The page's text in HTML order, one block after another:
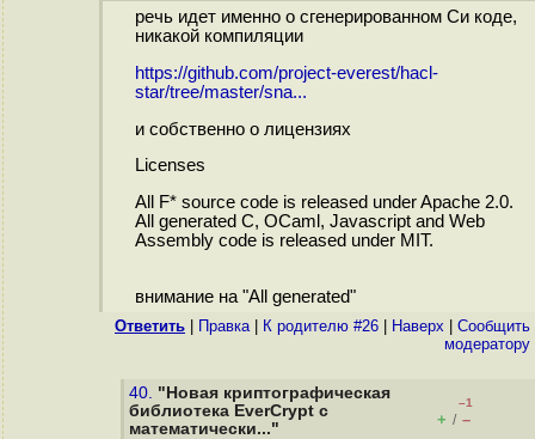
речь идет именно о сгенерированном Си коде,
никакой компиляции
https://github.com/project-everest/hacl-
star/tree/master/sna...
и собственно о лицензиях
Licenses
All F* source code is released under Apache 2.0.
All generated C, OCaml, Javascript and Web
Assembly code is released under MIT.
внимание на "All generated"
Ответить Правка| К родителю #26 Наверх
Cообщить
модератору
40. "Новая криптографическая
библиотека EverCrypt с
математически..."
–1
+ / –